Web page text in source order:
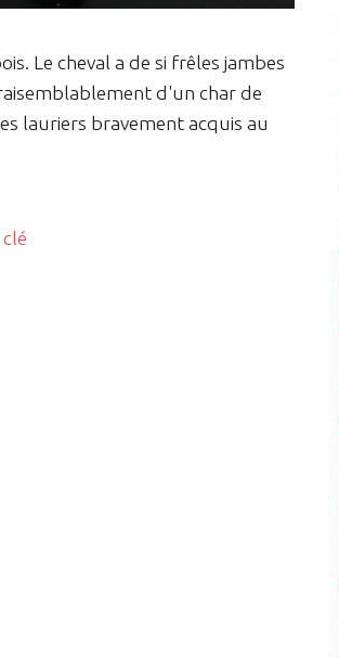
Le cheval a de si frêles jambes
d'un char de
lauriers bravement acquis au